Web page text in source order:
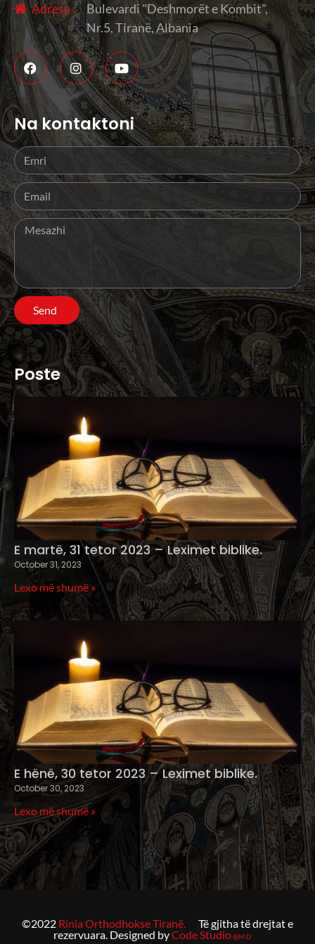
Adresa :
Bulevardi "Deshmorët e Kombit",
Nr.5, Tiranë, Albania
Na kontaktoni
Send
Poste
E martë, 31 tetor 2023 – Leximet biblike.
October 31, 2023
Lexo më shumë »
E hënë, 30 tetor 2023 – Leximet biblike.
October 30, 2023
Lexo më shumë »
©2022 Rinia Orthodhokse Tiranë.
Të gjitha të drejtat e
rezervuara. Designed byCode Studio @M.D